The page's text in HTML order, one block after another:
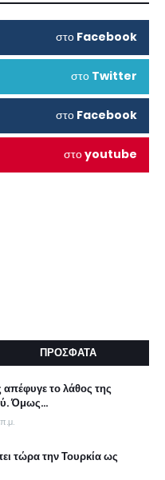
στο Facebook
στο Twitter
στο Facebook
στοyoutube
ΠΡΟΣΦΑΤΑ
το λάθος της
Όμως...
τώρα την Τουρκία ως